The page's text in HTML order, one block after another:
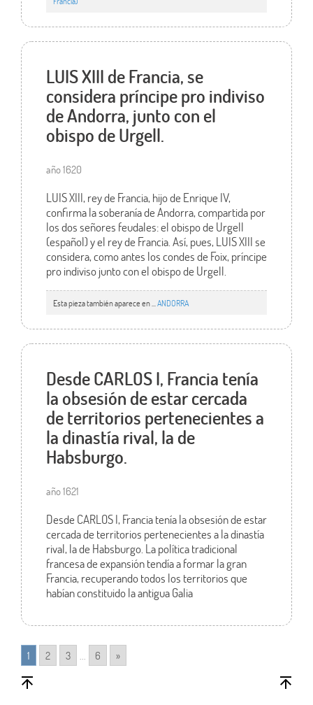
LUIS XIII de Francia, se
considera príncipe pro indiviso
de Andorra, junto con el
obispo de Urgell.
año 1620
LUIS XIII, rey de Francia, hijo de Enrique IV,
confirma la soberanía de Andorra, compartida por
los dos señores feudales: el obispo de Urgell
(español) y el rey de Francia. Así, pues, LUIS XIII se
considera, como antes los condes de Foix, príncipe
pro indiviso junto con el obispo de Urgell.
Esta pieza también aparece en ... ANDORRA
Desde CARLOS I, Francia tenía
la obsesión de estar cercada
de territorios pertenecientes a
la dinastía rival, la de
Habsburgo.
año 1621
Desde CARLOS I, Francia tenía la obsesión de estar
cercada de territorios pertenecientes a la dinastía
rival, la de Habsburgo. La política tradicional
francesa de expansión tendía a formar la gran
Francia, recuperando todos los territorios que
habían constituido la antigua Galia
1 2 3 ... 6 »